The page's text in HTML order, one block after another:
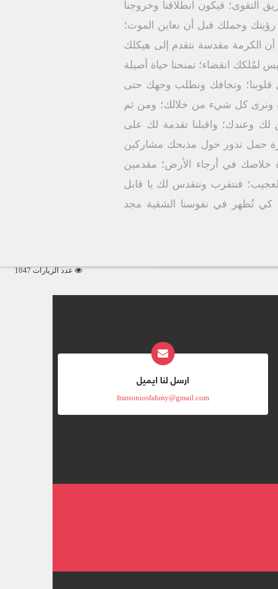
فيكون انطلاقنا وخروجنا
وحملك قبل أن نعاين الموت؛
الكرمة مقدسة نتقدم إلى هيكلك
لمُلكك انقضاء؛ تمنحنا حياة أصيلة
قلوبنا؛ ونخافك ونطلب وجهك حتى
ونرى كل شيء من خلالك؛ ومن ثم
وعندك؛ واقبلنا تقدمة لك على
حمل ندور حول مذبحك مشاركين
خلاصك في أرجاء الأرض؛ مقدمين
فنتقرب ونتقدس لك يا قابل
كي تُظهر في نفوسنا الشقية مجد
عدد الزيارات 1047
ارسل لنا ايميل
frantoniosfahmy@gmail.com